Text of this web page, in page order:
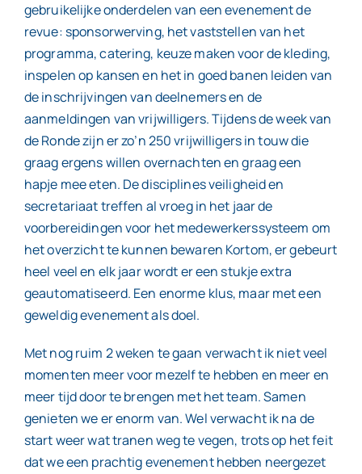
gebruikelijke onderdelen van een evenement de
revue: sponsorwerving, het vaststellen van het
programma, catering, keuze maken voor de kleding,
inspelen op kansen en het in goed banen leiden van
de inschrijvingen van deelnemers en de
aanmeldingen van vrijwilligers. Tijdens de week van
de Ronde zijn er zo’n 250 vrijwilligers in touw die
graag ergens willen overnachten en graag een
hapje mee eten. De disciplines veiligheid en
secretariaat treffen al vroeg in het jaar de
voorbereidingen voor het medewerkerssysteem om
het overzicht te kunnen bewaren Kortom, er gebeurt
heel veel en elk jaar wordt er een stukje extra
geautomatiseerd. Een enorme klus, maar met een
geweldig evenement als doel.
Met nog ruim 2 weken te gaan verwacht ik niet veel
momenten meer voor mezelf te hebben en meer en
meer tijd door te brengen met het team. Samen
genieten we er enorm van. Wel verwacht ik na de
start weer wat tranen weg te vegen, trots op het feit
dat we een prachtig evenement hebben neergezet